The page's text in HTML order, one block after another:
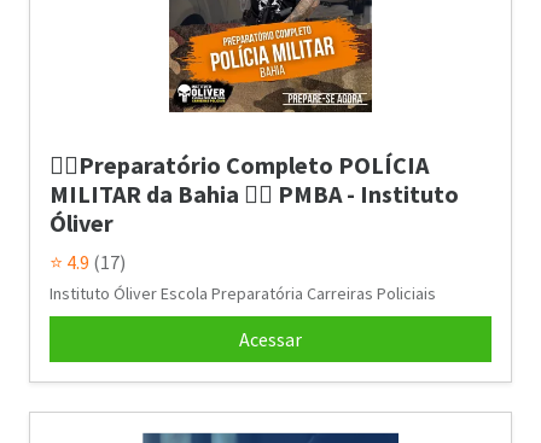
👮‍♂️Preparatório Completo POLÍCIA
MILITAR da Bahia 👮‍♂️ PMBA - Instituto
Óliver
⭐ 4.9 (17)
Instituto Óliver Escola Preparatória Carreiras Policiais
Acessar